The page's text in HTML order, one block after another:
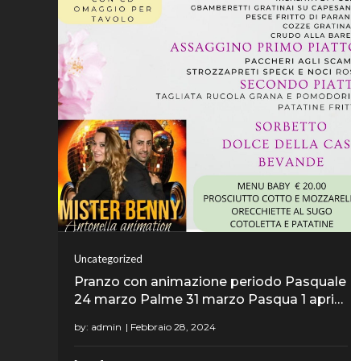
Uncategorized
Pranzo con animazione periodo Pasquale
24 marzo Palme 31 marzo Pasqua 1 apri…
by: admin